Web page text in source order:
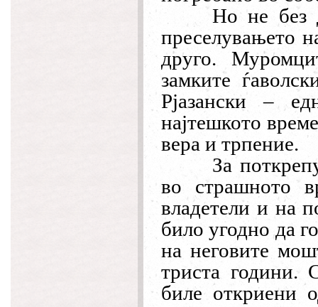
Но не без
преселувањето
друго.
замките
Рјазански –
најтешкото
вера и трпение.
За
во страшното
владетели и на
било угодно да
на неговите
триста години.
биле откриени